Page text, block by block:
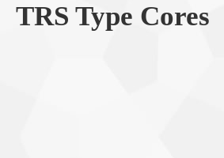
TRS Type Cores